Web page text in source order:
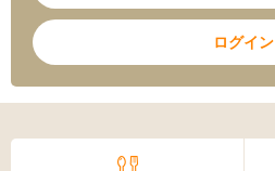
ログイン